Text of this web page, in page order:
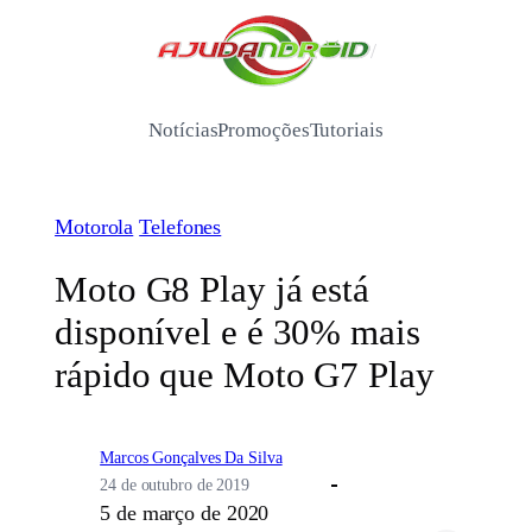
/
NotíciasPromoçõesTutoriais
Motorola Telefones
Moto G8 Play já está
disponível e é 30% mais
rápido que Moto G7 Play
Marcos Gonçalves Da Silva
24 de outubro de 2019
5 de março de 2020